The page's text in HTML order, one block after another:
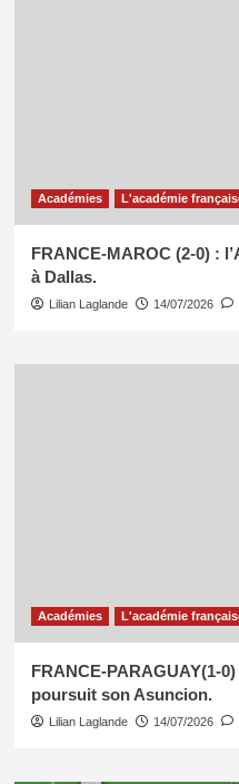
Académies L'académie
FRANCE-MAROC (2-0) :
à Dallas.
Lilian Laglande 14/07/2026
Académies L'académie
FRANCE-PARAGUAY(1-
poursuit son Asuncion.
Lilian Laglande 14/07/2026